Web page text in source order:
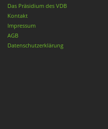
Das Präsidium des VDB
Kontakt
Impressum
AGB
Datenschutzerklärung